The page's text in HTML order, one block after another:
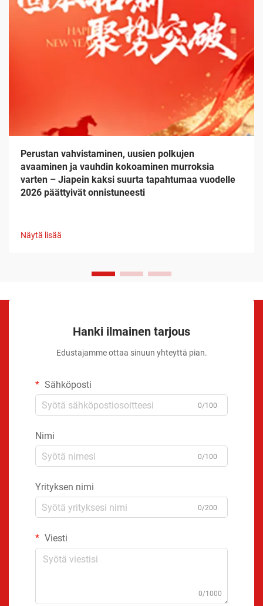
Perustan vahvistaminen, uusien polkujen
avaaminen ja vauhdin kokoaminen murroksia
varten – Jiapein kaksi suurta tapahtumaa vuodelle
2026 päättyivät onnistuneesti
Näytä lisää
Hanki ilmainen tarjous
Edustajamme ottaa sinuun yhteyttä pian.
Sähköposti
0/100
Nimi
0/100
Yrityksen nimi
0/200
Viesti
0/1000